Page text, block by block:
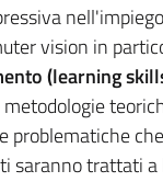
vision in
(learning
problematiche
saranno trattati